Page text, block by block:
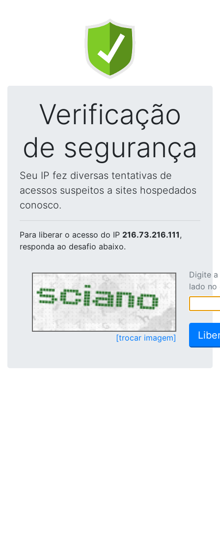
Verificação
de segurança
Seu IP fez diversas tentativas de
acessos suspeitos a sites hospedados
conosco.
Para liberar o acesso do IP 216.73.216.111,
responda ao desafio abaixo.
[trocar imagem]
Digite
lado no